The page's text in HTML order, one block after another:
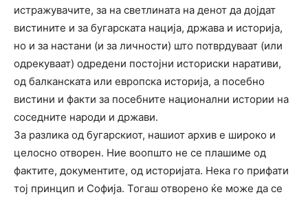
истражувачите, за на светлината на денот да дојдат
вистините и за бугарската нација, држава и историја,
но и за настани (и за личности) што потврдуваат (или
одрекуваат) одредени постојни историски наративи,
од балканската или европска историја, а посебно
вистини и факти за посебните национални истории на
соседните народи и држави.
За разлика од бугарскиот, нашиот архив е широко и
целосно отворен. Ние воопшто не се плашиме од
фактите, документите, од историјата. Нека го прифати
тој принцип и Софија. Тогаш отворено ќе може да се